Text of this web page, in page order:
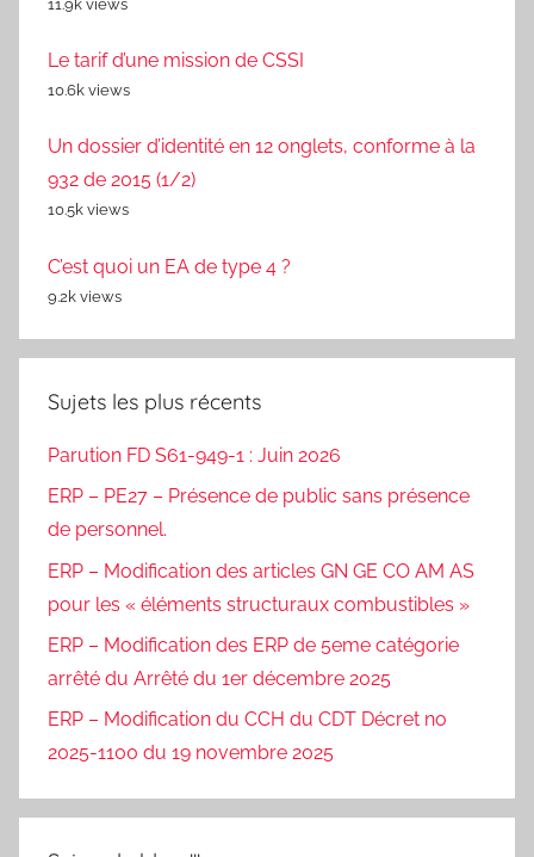
11.9k views
Le tarif d’une mission de CSSI
10.6k views
Un dossier d’identité en 12 onglets, conforme à la
932 de 2015 (1/2)
10.5k views
C’est quoi un EA de type 4 ?
9.2k views
Sujets les plus récents
Parution FD S61-949-1 : Juin 2026
ERP – PE27 – Présence de public sans présence
de personnel.
ERP – Modification des articles GN GE CO AM AS
pour les « éléments structuraux combustibles »
ERP – Modification des ERP de 5eme catégorie
arrêté du Arrêté du 1er décembre 2025
ERP – Modification du CCH du CDT Décret no
2025-1100 du 19 novembre 2025